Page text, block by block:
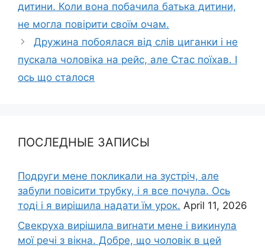
дитини. Коли вона побачила батька дитини,
не могла повірити своїм очам.
Дружина побоялася від слів циганки і не
пускала чоловіка на рейс, але Стас поїхав. І
ось що сталося
ПОСЛЕДНЫЕ ЗАПИСЫ
Подруги мене покликали на зустріч, але
забули повісити трубку, і я все почула. Ось
тоді і я вирішила надати їм урок. April 11, 2026
Свекруха вирішила виrнати мене і викинула
мої речі з вікна. Добре, що чоловік в цей